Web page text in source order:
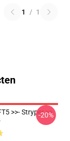
1 / 1
>>- Stryper >>
-20%